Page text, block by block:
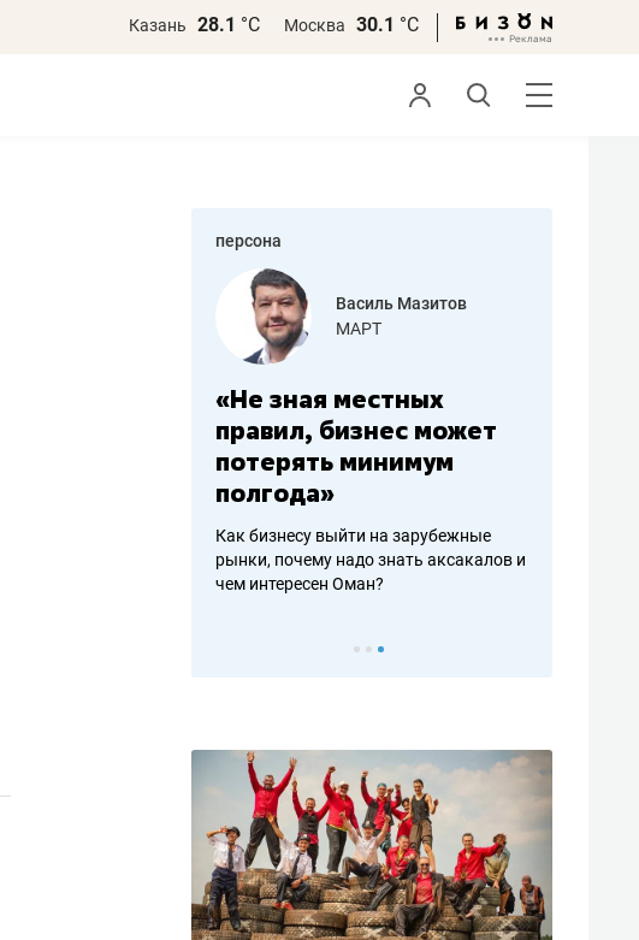
Казань 28.1 °С Москва 30.1 °С
персона
Василь Мазитов
МАРТ
«Не зная местных
правил, бизнес может
потерять минимум
полгода»
Как бизнесу выйти на зарубежные
рынки, почему надо знать аксакалов и
чем интересен Оман?